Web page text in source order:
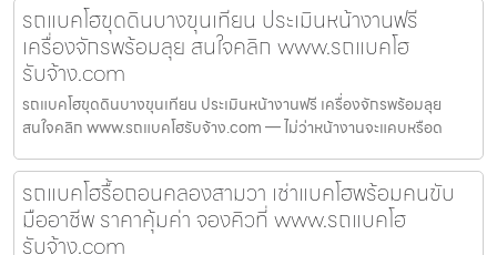
รถแบคโฮขุดดินบางขุนเทียน ประเมินหน้างานฟรี
เครื่องจักรพร้อมลุย สนใจคลิก www.รถแบคโฮ
รับจ้าง.com
รถแบคโฮขุดดินบางขุนเทียน ประเมินหน้างานฟรี เครื่องจักรพร้อมลุย
สนใจคลิก www.รถแบคโฮรับจ้าง.com — ไม่ว่าหน้างานจะแคบหรือด
รถแบคโฮรื้อถอนคลองสามวา เช่าแบคโฮพร้อมคนขับ
มืออาชีพ ราคาคุ้มค่า จองคิวที่ www.รถแบคโฮ
รับจ้าง.com